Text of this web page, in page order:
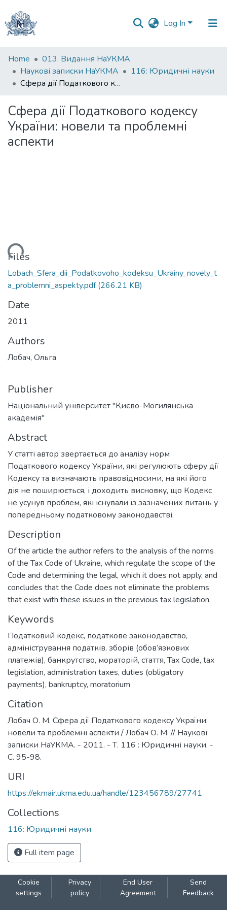
Log In
Communities
&
Collections
Statistics
Home
013. Видання НаУКМА
Наукові записки НаУКМА
116: Юридичні науки
Сфера дії Податкового кодексу України: новели та проблемні аспекти
Сфера дії Податкового кодексу
України: новели та проблемні
аспекти
Files
Lobach_Sfera_dii_Podatkovoho_kodeksu_Ukrainy_novely_t
a_problemni_aspekty.pdf(266.21 KB)
Date
2011
Authors
Лобач, Ольга
Publisher
Національний університет "Києво-Могилянська
академія"
Abstract
У статті автор звертається до аналізу норм
Податкового кодексу України, які регулюють сферу дії
Кодексу та визначають правовідносини, на які його
дія не поширюється, і доходить висновку, що Кодекс
не усунув проблем, які існували із зазначених питань у
попередньому податковому законодавстві.
Description
Of the article the author refers to the analysis of the norms
of the Tax Code of Ukraine, which regulate the scope of the
Code and determining the legal, which it does not apply, and
concludes that the Code does not eliminate the problems
that exist with these issues in the previous tax legislation.
Keywords
Податковий кодекс, податкове законодавство,
адміністрування податків, зборів (обов’язкових
платежів), банкрутство, мораторій, стаття,Tax Code, tax
legislation, administration taxes, duties (obligatory
payments), bankruptcy, moratorium
Citation
Лобач О. М. Сфера дії Податкового кодексу України:
новели та проблемні аспекти / Лобач О. М. // Наукові
записки НаУКМА. - 2011. - Т. 116 : Юридичні науки. -
С. 95-98.
URI
https://ekmair.ukma.edu.ua/handle/123456789/27741
Collections
116: Юридичні науки
Full item page
Cookie
settings
Privacy
policy
End User
Agreement
Send
Feedback